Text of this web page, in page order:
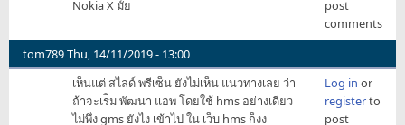
Nokia X มั้ย
post
comments
tom789Thu, 14/11/2019 - 13:00
เห็นแต่ สไลด์ พรีเซ็น ยังไม่เห็น แนวทางเลย ว่า
ถ้าจะเร่ิม พัฒนา แอพ โดยใช้ hms อย่างเดียว
ไม่พึ่ง gms ยังไง เข้าไป ใน เว็บ hms ก็งง
Log in or
registerto
post